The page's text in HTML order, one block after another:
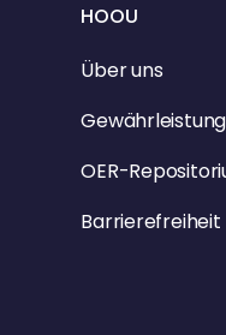
HOOU
Über uns
OER-
Barrierefreiheit